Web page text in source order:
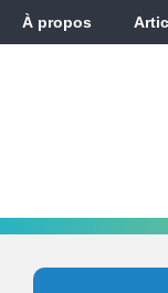
À propos